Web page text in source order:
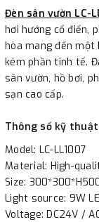
Đèn sân vườn LC-
hơi hướng cổ điển,
hòa mang đến một
kém phần tinh tế.
sân vườn, hồ bơi,
sạn cao cấp.
Thông số kỹ
Model: LC-LL1007
Material: High-
Size:
Light source: 9W
Voltage: DC24V /